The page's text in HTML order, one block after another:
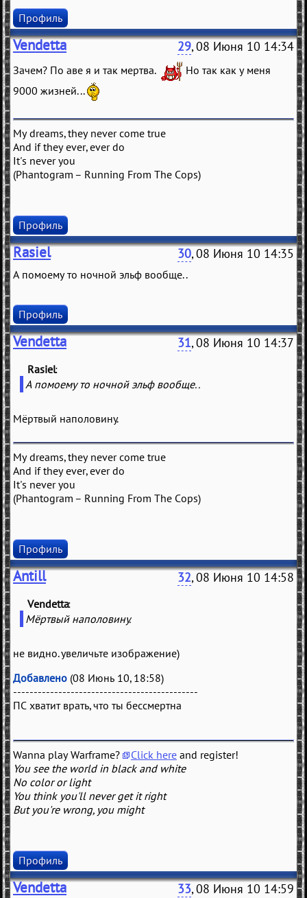
Профиль
Vendetta 29, 08 Июня 10 14:34
Зачем? По аве я и так мертва.
Но так как у меня
9000 жизней...
My dreams, they never come true
And if they ever, ever do
It's never you
(Phantogram – Running From The Cops)
Профиль
Rasiel 30, 08 Июня 10 14:35
А помоему то ночной эльф вообще..
Профиль
Vendetta 31, 08 Июня 10 14:37
Rasiel
А помоему то ночной эльф вообще..
Мёртвый наполовину.
My dreams, they never come true
And if they ever, ever do
It's never you
(Phantogram – Running From The Cops)
Профиль
Antill 32, 08 Июня 10 14:58
Vendetta
Мёртвый наполовину.
не видно. увеличьте изображение)
Добавлено (08 Июнь 10, 18:58)
---------------------------------------------
ПС хватит врать, что ты бессмертна
Wanna play Warframe? Click here and register!
You see the world in black and white
No color or light
You think you'll never get it right
But you're wrong, you might
Профиль
Vendetta 33, 08 Июня 10 14:59